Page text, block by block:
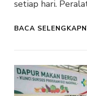
setiap hari.
BACA